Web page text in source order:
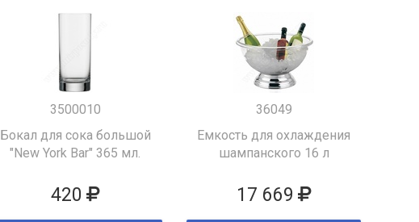
3500010
Бокал для сока большой
"New York Bar" 365 мл.
420
36049
Емкость для охлаждения
шампанского 16 л
17 669